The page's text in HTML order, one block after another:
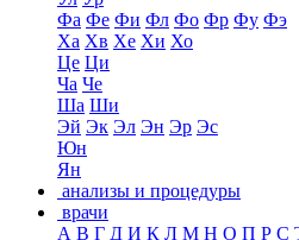
Фа Фе Фи Фл Фо Фр Фу Фэ
Ха Хв Хе Хи Хо
Це Ци
Ча Че
Ша Ши
Эй Эк Эл Эн Эр Эс
Юн
Ян
анализы и процедуры
врачи
А В Г Д И К Л М Н О П Р С